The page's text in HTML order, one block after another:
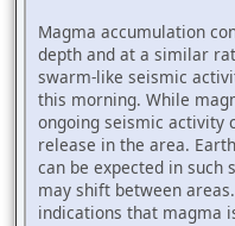
Magma accumulation
depth and at a similar
swarm-like seismic
this morning. While
ongoing seismic activity
release in the area.
can be expected in such
may shift between
indications that magma